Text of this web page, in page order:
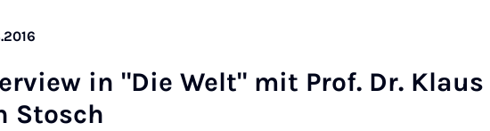
in "Die Welt" mit Prof. Dr. Klaus
Stosch